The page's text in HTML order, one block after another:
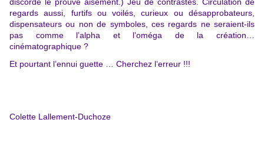
regards aussi, furtifs ou voilés, curieux ou désapprobateurs,
dispensateurs ou non de symboles, ces regards ne seraient-ils
pas comme l’alpha et l’oméga de la création…
cinématographique ?
Et pourtant l’ennui guette … Cherchez l’erreur !!!
Colette Lallement-Duchoze